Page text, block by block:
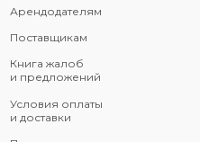
Арендодателям
Книга жалоб
и предложений
Условия оплаты
и доставки
Поставщикам